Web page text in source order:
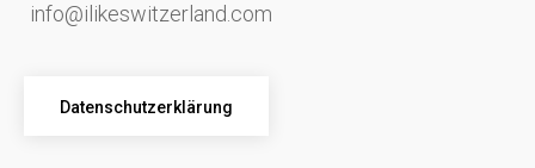
info@ilikeswitzerland.com
Datenschutzerklärung